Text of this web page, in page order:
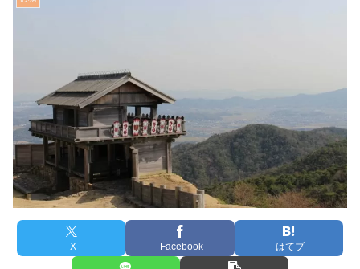
X Facebook はてブ